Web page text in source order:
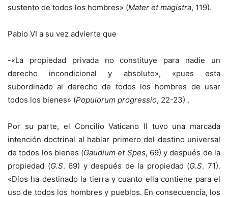
sustento de todos los hombres» (Mater et magistra, 119).
Pablo VI a su vez advierte que
-«La propiedad privada no constituye para nadie un
derecho incondicional y absoluto», «pues esta
subordinado al derecho de todos los hombres de usar
todos los bienes» (Populorum progressio, 22-23) .
Por su parte, el Concilio Vaticano II tuvo una marcada
intención doctrinal al hablar primero del destino universal
de todos los bienes (Gaudium et Spes, 69) y después de la
propiedad (G.S. 69) y después de la propiedad (G.S. 71).
«Dios ha destinado la tierra y cuanto ella contiene para el
uso de todos los hombres y pueblos. En consecuencia, los